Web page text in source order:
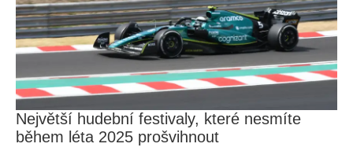
Největší hudební festivaly, které nesmíte
během léta 2025 prošvihnout